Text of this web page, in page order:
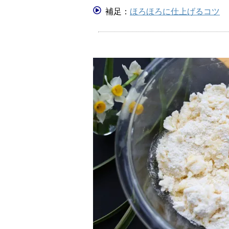
補足： ほろほろに仕上げるコツ